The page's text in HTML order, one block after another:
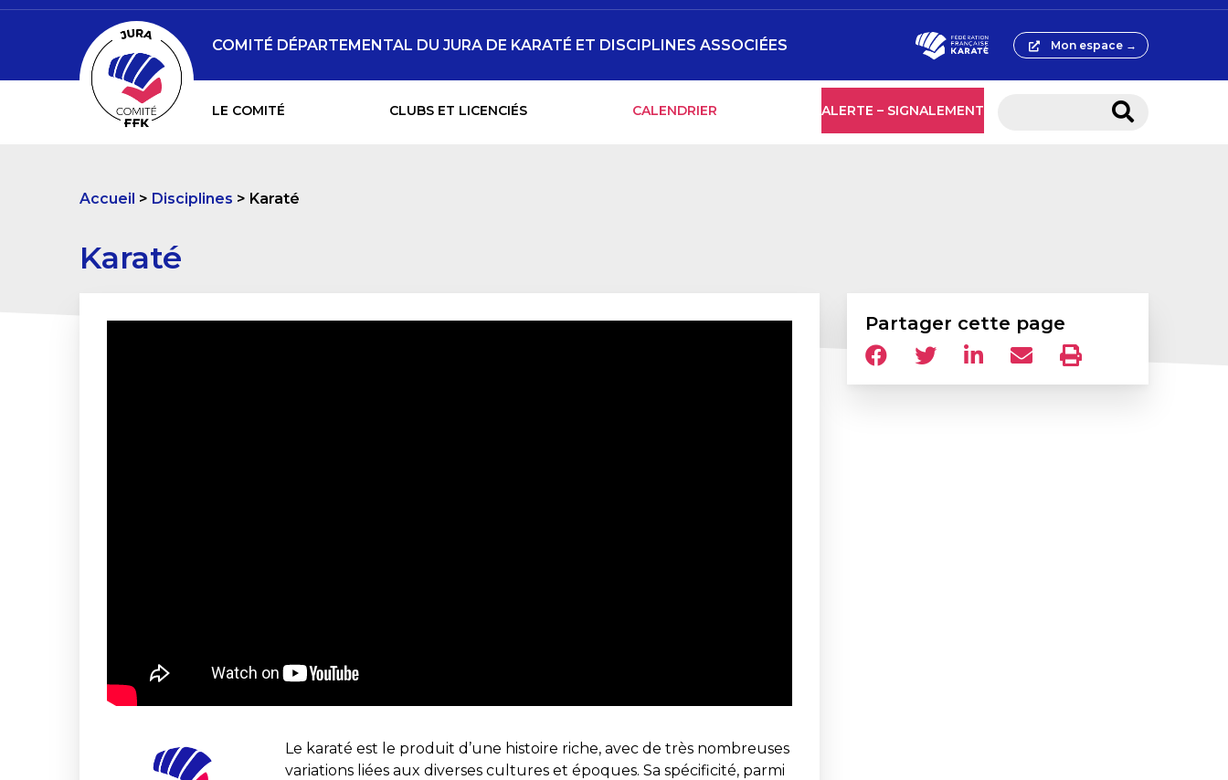
LE COMITÉ CLUBS ET LICENCIÉS CALENDRIER ALERTE – SIGNALEMENT
COMITÉ DÉPARTEMENTAL DU JURA DE KARATÉ ET DISCIPLINES ASSOCIÉES Mon espace →
Accueil Disciplines Karaté
Karaté
Le karaté est le produit d’une histoire riche, avec de très nombreuses
variations liées aux diverses cultures et époques. Sa spécificité, parmi
Partager cette page